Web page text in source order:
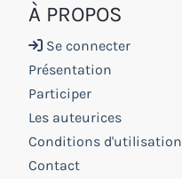
À PROPOS
Se connecter
Présentation
Participer
Les auteurices
Conditions d'utilisation
Contact